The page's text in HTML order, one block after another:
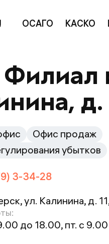
ОСАГО КАСКО
д.
Офис продаж
убытков
3-34-28
ул. Калинина, д.
до 18.00, пт. с